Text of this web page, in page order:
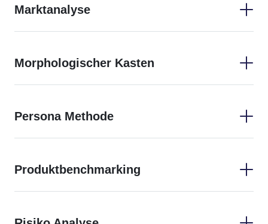
Marktanalyse
Morphologischer Kasten
Persona Methode
Produktbenchmarking